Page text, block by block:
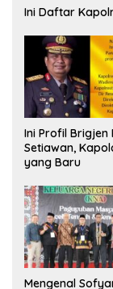
Ini Daftar
Ini Profil Brigjen
Setiawan,
yang Baru
Mengenal